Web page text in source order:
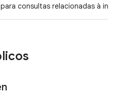
consultas relacionadas à